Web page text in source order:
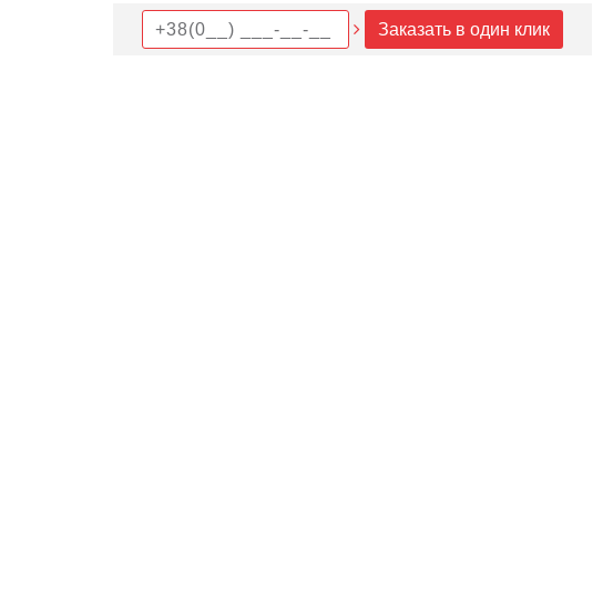
Заказать в один клик